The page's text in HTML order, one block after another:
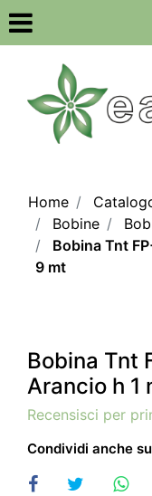
Open
Home
Bobine
Bobina Tnt
9 mt
Bobina Tnt
Arancio h 1
Recensisci per
Condividi anche